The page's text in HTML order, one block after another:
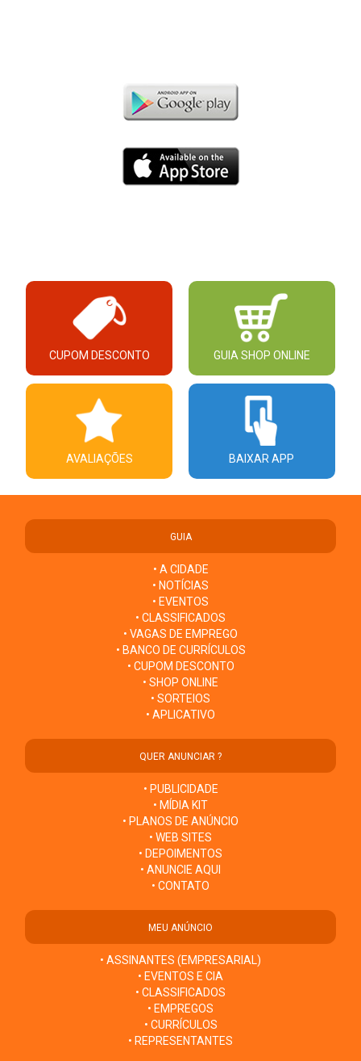
CUPOM DESCONTO GUIA SHOP ONLINE
AVALIAÇÕES BAIXAR APP
GUIA
• A CIDADE
• NOTÍCIAS
• EVENTOS
• CLASSIFICADOS
• VAGAS DE EMPREGO
• BANCO DE CURRÍCULOS
• CUPOM DESCONTO
• SHOP ONLINE
• SORTEIOS
• APLICATIVO
QUER ANUNCIAR ?
• PUBLICIDADE
• MÍDIA KIT
• PLANOS DE ANÚNCIO
• WEB SITES
• DEPOIMENTOS
• ANUNCIE AQUI
• CONTATO
MEU ANÚNCIO
• ASSINANTES (EMPRESARIAL)
• EVENTOS E CIA
• CLASSIFICADOS
• EMPREGOS
• CURRÍCULOS
• REPRESENTANTES